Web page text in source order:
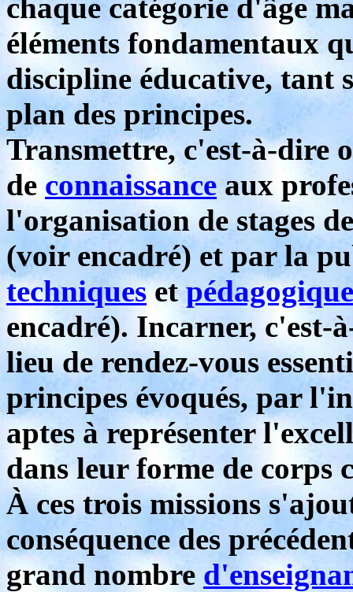
chaque catégorie d'âge
éléments fondamentaux
discipline éducative, tant
plan des principes.
Transmettre, c'est-à-dire
de connaissance aux
l'organisation de stages
(voir encadré) et par la
techniqueset
encadré). Incarner, c'est-
lieu de rendez-vous
principes évoqués, par
aptes à représenter
dans leur forme de corps
À ces trois missions
conséquence des
grand nombre